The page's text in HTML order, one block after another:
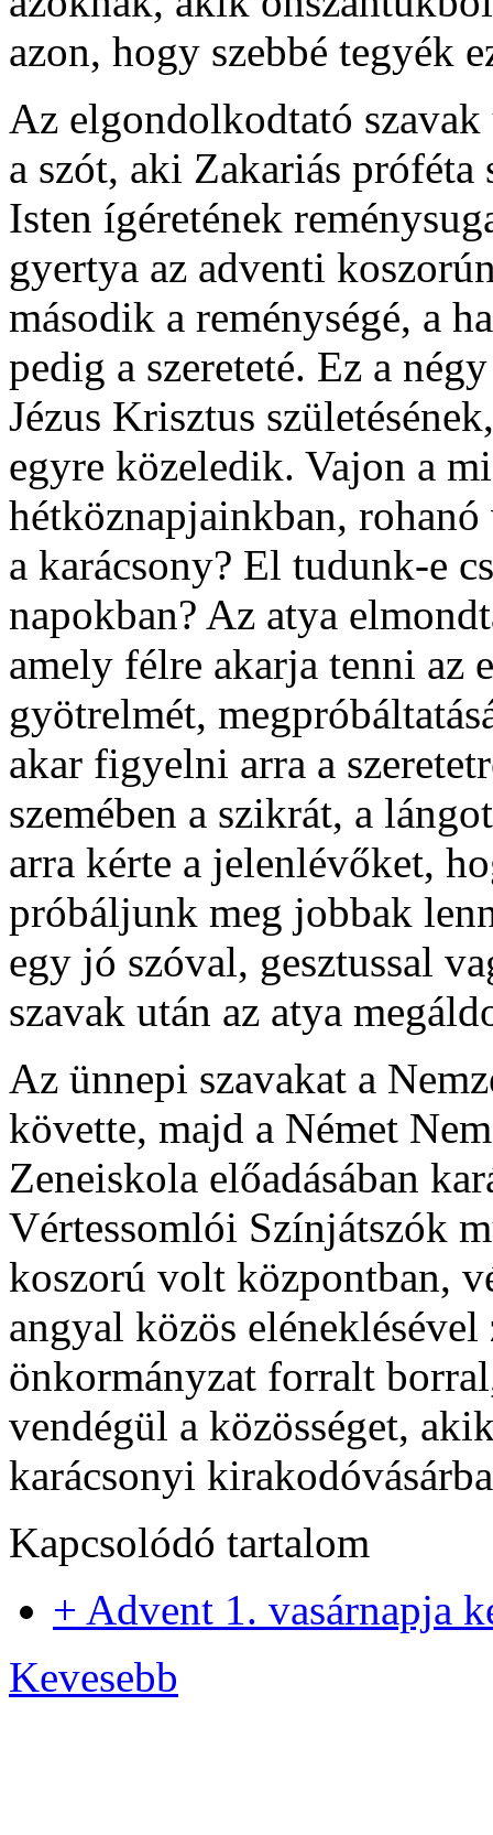
azon, hogy szebbé tegyék
Az elgondolkodtató
a szót, aki Zakariás
Isten ígéretének
gyertya az adventi
második a reménységé, a
pedig a szereteté. Ez a
Jézus Krisztus
egyre közeledik. Vajon a
hétköznapjainkban,
a karácsony? El tudunk-e
napokban? Az atya
amely félre akarja tenni az
gyötrelmét,
akar figyelni arra a
szemében a szikrát, a
arra kérte a jelenlévőket,
próbáljunk meg jobbak
egy jó szóval, gesztussal
szavak után az atya
Az ünnepi szavakat a
követte, majd a Német
Zeneiskola előadásában
Vértessomlói Színjátszók
koszorú volt központban,
angyal közös
önkormányzat forralt
vendégül a közösséget,
karácsonyi
Kapcsolódó tartalom
+ Advent 1. vasárnapja
Kevesebb